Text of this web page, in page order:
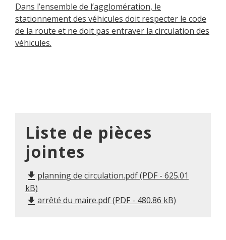
Dans l’ensemble de l’agglomération, le
stationnement des véhicules doit respecter le code
de la route et ne doit pas entraver la circulation des
véhicules.
Liste de pièces
jointes
file_download planning de circulation.pdf (PDF - 625.01
kB)
file_download arrêté du maire.pdf (PDF - 480.86 kB)